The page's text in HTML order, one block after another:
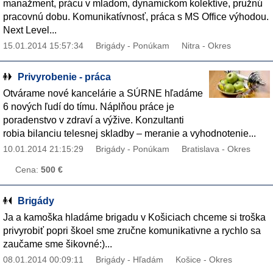
manažment, prácu v mladom, dynamickom kolektíve, pružnú
pracovnú dobu. Komunikatívnosť, práca s MS Office výhodou.
Next Level...
15.01.2014 15:57:34 Brigády - Ponúkam Nitra - Okres
Privyrobenie - práca
Otvárame nové kancelárie a SÚRNE hľadáme
6 nových ľudí do tímu. Náplňou práce je
poradenstvo v zdraví a výžive. Konzultanti
robia bilanciu telesnej skladby – meranie a vyhodnotenie...
10.01.2014 21:15:29 Brigády - Ponúkam Bratislava - Okres
Cena: 500 €
Brigády
Ja a kamoška hladáme brigadu v Košiciach chceme si troška
privyrobiť popri škoel sme zručne komunikativne a rychlo sa
zaučame sme šikovné:)...
08.01.2014 00:09:11 Brigády - Hľadám Košice - Okres